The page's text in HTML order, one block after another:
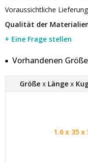
Voraussichtliche
Qualität der
+ Eine Frage stellen
Vorhandenen
Größe x Länge x
1.6 x 35 x